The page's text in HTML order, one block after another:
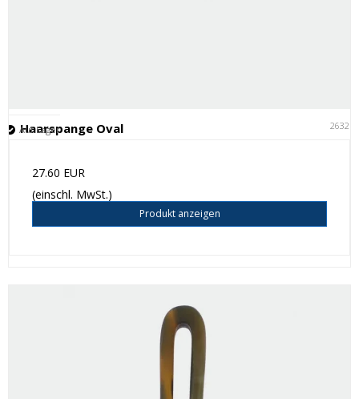
Haarspange Oval 26321
Auf Lager
27.60 EUR
(einschl. MwSt.)
Produkt anzeigen